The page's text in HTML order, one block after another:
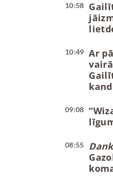
10:58
10:49
Ar
09:08
08:55